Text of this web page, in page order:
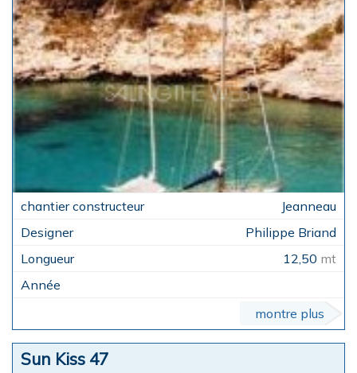
Jeanneau
Philippe Briand
12,50 mt
montre plus
Sun Kiss 47